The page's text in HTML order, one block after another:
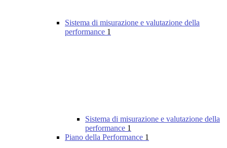
Sistema di misurazione e valutazione della
performance 1
Sistema di misurazione e valutazione della
performance 1
Piano della Performance 1